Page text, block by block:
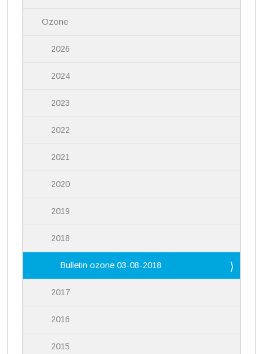
Ozone
2026
2024
2023
2022
2021
2020
2019
2018
Bulletin ozone 03-08-2018
2017
2016
2015